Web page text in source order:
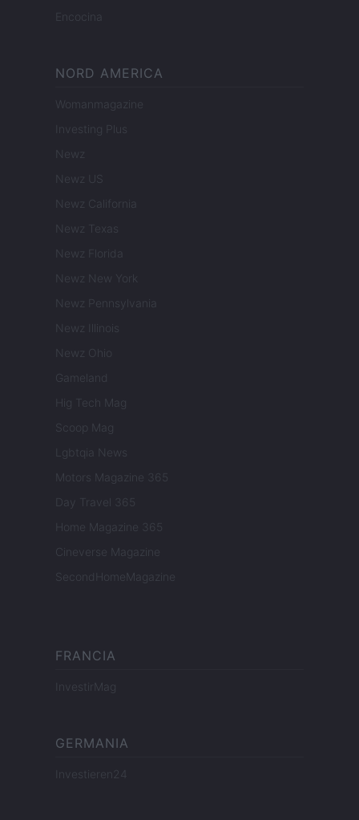
Encocina
NORD AMERICA
Womanmagazine
Investing Plus
Newz
Newz US
Newz California
Newz Texas
Newz Florida
Newz New York
Newz Pennsylvania
Newz Illinois
Newz Ohio
Gameland
Hig Tech Mag
Scoop Mag
Lgbtqia News
Motors Magazine 365
Day Travel 365
Home Magazine 365
Cineverse Magazine
SecondHomeMagazine
FRANCIA
InvestirMag
GERMANIA
Investieren24